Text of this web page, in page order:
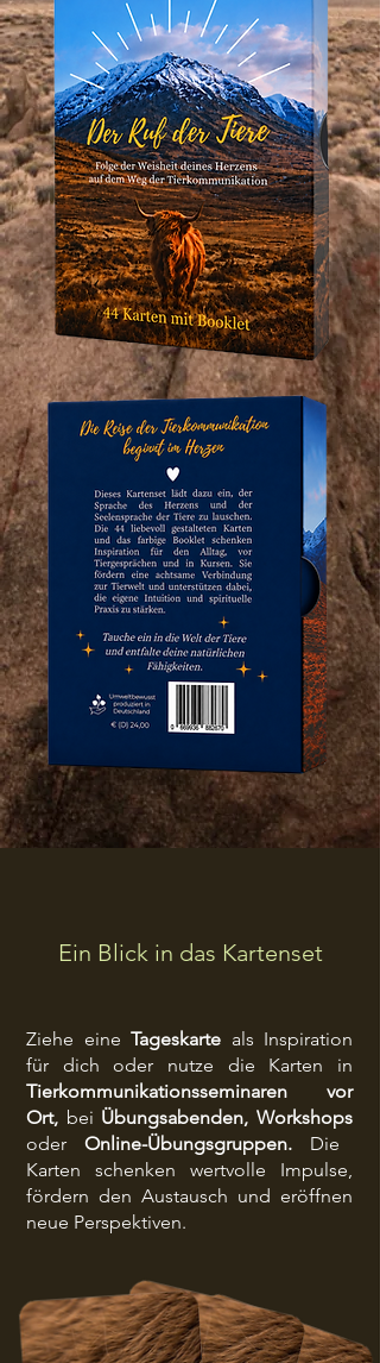
Ein Blick in das Kartenset
Ziehe eine Tageskarte als Inspiration
für dich oder nutze die Karten in
Tierkommunikationsseminaren vor
Ort, bei Übungsabenden, Workshops
oder Online-Übungsgruppen. Die
Karten schenken wertvolle Impulse,
fördern den Austausch und eröffnen
neue Perspektiven.